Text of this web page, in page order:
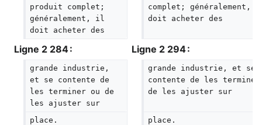
produit complet;
généralement, il
doit acheter des
complet;
doit acheter des
Ligne 2 284 : Ligne 2 294 :
grande industrie,
et se contente de
les terminer ou de
les ajuster sur
grande industrie, et se
contente de les
de les ajuster sur
place. place.